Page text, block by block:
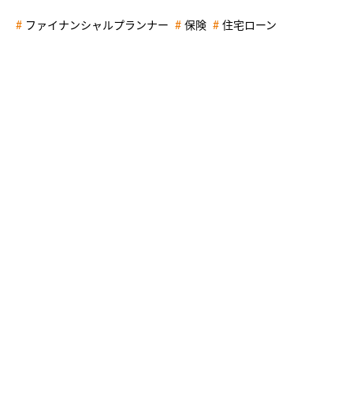
ファイナンシャルプランナー 保険 住宅ローン